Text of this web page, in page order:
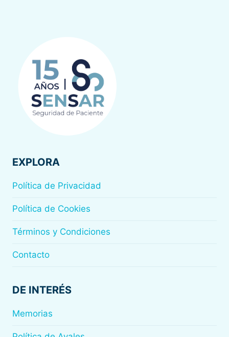
EXPLORA
Política de Privacidad
Política de Cookies
Términos y Condiciones
Contacto
DE INTERÉS
Memorias